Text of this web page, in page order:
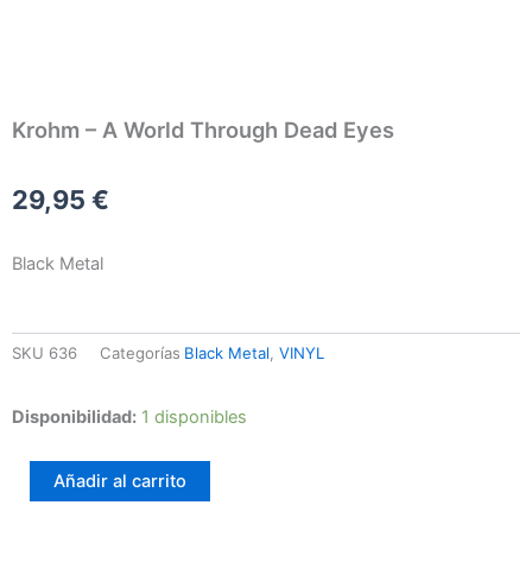
Krohm – A World Through Dead Eyes
29,95 €
Black Metal
SKU 636 Categorías Black Metal, VINYL
Disponibilidad: 1 disponibles
Krohm
World
Through
Añadir al carrito